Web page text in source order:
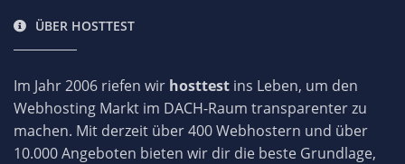
ÜBER HOSTTEST
Im Jahr 2006 riefen wir hosttest ins Leben, um den
Webhosting Markt im DACH-Raum transparenter zu
machen. Mit derzeit über 400 Webhostern und über
10.000 Angeboten bieten wir dir die beste Grundlage,